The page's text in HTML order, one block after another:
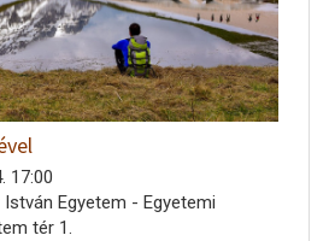
17:00
Egyetem - Egyetemi
tér 1.